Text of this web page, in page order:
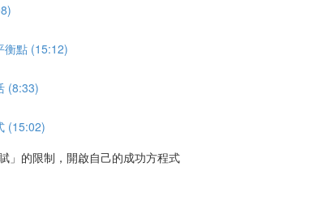
衡點 (15:12)
(8:33)
(15:02)
」的限制，開啟自己的成功方程式